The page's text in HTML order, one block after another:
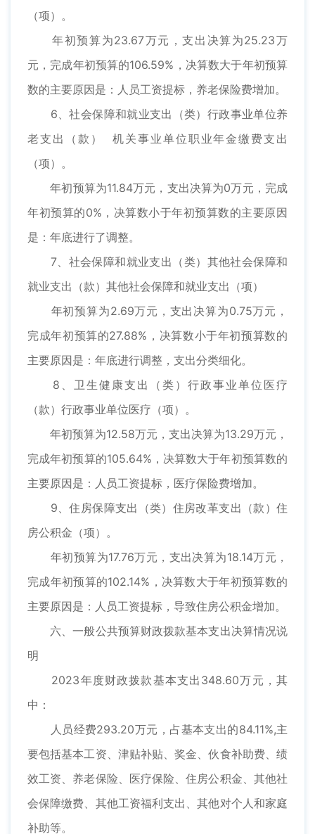
（项）。
年初预算为23.67万元，支出决算为25.23万
元，完成年初预算的106.59%，决算数大于年初预算
数的主要原因是：人员工资提标，养老保险费增加。
6、社会保障和就业支出（类）行政事业单位养
老支出（款） 机关事业单位职业年金缴费支出
（项）。
年初预算为11.84万元，支出决算为0万元，完成
年初预算的0%，决算数小于年初预算数的主要原因
是：年底进行了调整。
7、社会保障和就业支出（类）其他社会保障和
就业支出（款）其他社会保障和就业支出（项）
年初预算为2.69万元，支出决算为0.75万元，
完成年初预算的27.88%，决算数小于年初预算数的
主要原因是：年底进行调整，支出分类细化。
8、卫生健康支出（类）行政事业单位医疗
（款）行政事业单位医疗（项）。
年初预算为12.58万元，支出决算为13.29万元，
完成年初预算的105.64%，决算数大于年初预算数的
主要原因是：人员工资提标，医疗保险费增加。
9、住房保障支出（类）住房改革支出（款）住
房公积金（项）。
年初预算为17.76万元，支出决算为18.14万元，
完成年初预算的102.14%，决算数大于年初预算数的
主要原因是：人员工资提标，导致住房公积金增加。
六、一般公共预算财政拨款基本支出决算情况说
明
2023年度财政拨款基本支出348.60万元，其
中：
人员经费293.20万元，占基本支出的84.11%,主
要包括基本工资、津贴补贴、奖金、伙食补助费、绩
效工资、养老保险、医疗保险、住房公积金、其他社
会保障缴费、其他工资福利支出、其他对个人和家庭
补助等。